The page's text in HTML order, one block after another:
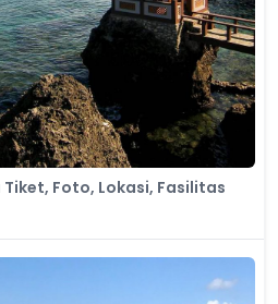
Foto, Lokasi, Fasilitas